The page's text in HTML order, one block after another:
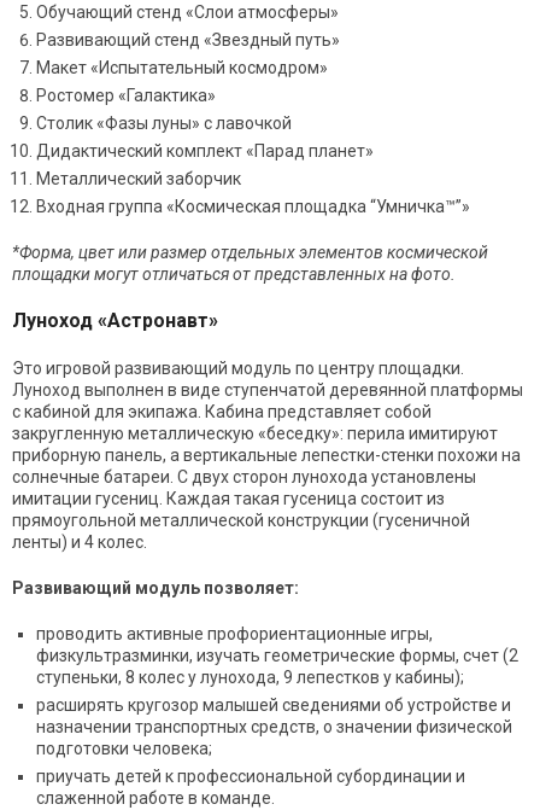
Обучающий стенд «Слои атмосферы»
Развивающий стенд «Звездный путь»
Макет «Испытательный космодром»
Ростомер «Галактика»
Столик «Фазы луны» с лавочкой
Дидактический комплект «Парад планет»
Металлический заборчик
Входная группа «Космическая площадка “Умничка™”»
*Форма, цвет или размер отдельных элементов космической
площадки могут отличаться от представленных на фото.
Луноход «Астронавт»
Это игровой развивающий модуль по центру площадки.
Луноход выполнен в виде ступенчатой деревянной платформы
с кабиной для экипажа. Кабина представляет собой
закругленную металлическую «беседку»: перила имитируют
приборную панель, а вертикальные лепестки-стенки похожи на
солнечные батареи. С двух сторон лунохода установлены
имитации гусениц. Каждая такая гусеница состоит из
прямоугольной металлической конструкции (гусеничной
ленты) и 4 колес.
Развивающий модуль позволяет:
проводить активные профориентационные игры,
физкультразминки, изучать геометрические формы, счет (2
ступеньки, 8 колес у лунохода, 9 лепестков у кабины);
расширять кругозор малышей сведениями об устройстве и
назначении транспортных средств, о значении физической
подготовки человека;
приучать детей к профессиональной субординации и
слаженной работе в команде.